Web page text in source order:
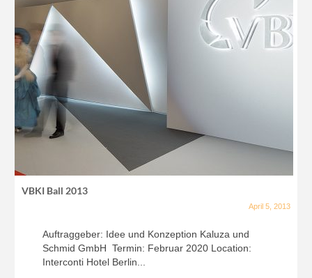
VBKI Ball 2013
April 5, 2013
Auftraggeber: Idee und Konzeption Kaluza und
Schmid GmbH Termin: Februar 2020 Location:
Interconti Hotel Berlin...